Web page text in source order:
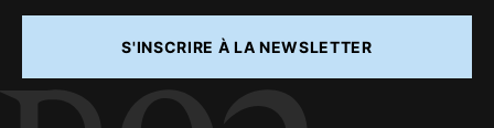
S'INSCRIRE À LA NEWSLETTER